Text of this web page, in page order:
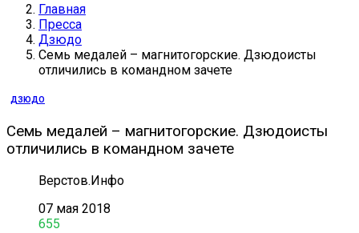
Главная
Пресса
Дзюдо
Семь медалей – магнитогорские. Дзюдоисты
отличились в командном зачете
ДЗЮДО
Семь медалей – магнитогорские. Дзюдоисты
отличились в командном зачете
Верстов.Инфо
07 мая 2018
655